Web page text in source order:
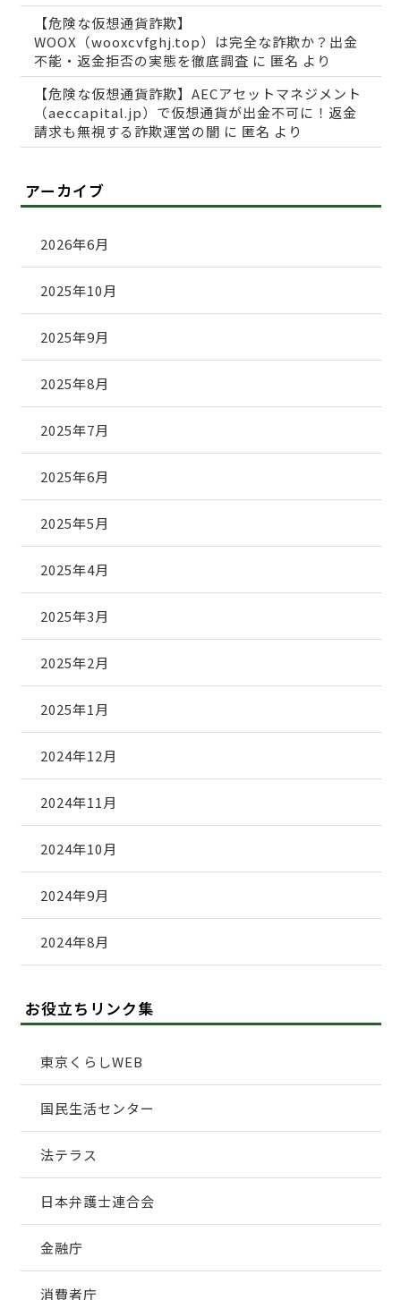
【危険な仮想通貨詐欺】
WOOX（wooxcvfghj.top）は完全な詐欺か？出金
不能・返金拒否の実態を徹底調査 に 匿名 より
【危険な仮想通貨詐欺】AECアセットマネジメント
（aeccapital.jp）で仮想通貨が出金不可に！返金
請求も無視する詐欺運営の闇 に 匿名 より
アーカイブ
2026年6月
2025年10月
2025年9月
2025年8月
2025年7月
2025年6月
2025年5月
2025年4月
2025年3月
2025年2月
2025年1月
2024年12月
2024年11月
2024年10月
2024年9月
2024年8月
お役立ちリンク集
東京くらしWEB
国民生活センター
法テラス
日本弁護士連合会
金融庁
消費者庁